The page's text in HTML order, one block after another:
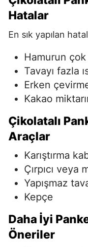
Hatalar
En sık yapılan
Hamurun çok
Tavayı fazla
Erken
Kakao
Çikolatalı
Araçlar
Karıştırma
Çırpıcı veya
Yapışmaz
Kepçe
Daha İyi
Öneriler